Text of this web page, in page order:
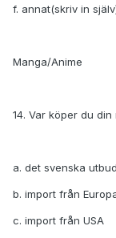
f. annat(skriv in
Manga/Anime
14. Var köper du
a. det svenska
b. import från
c. import från USA